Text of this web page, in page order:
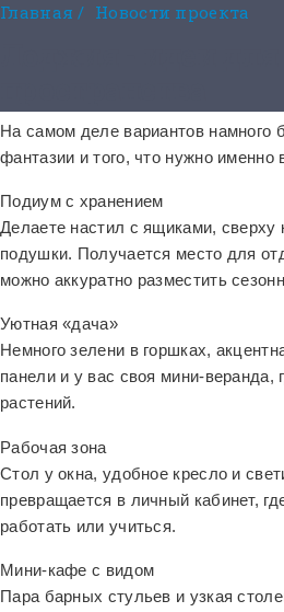
Главная/ Новости проекта
На самом деле вариантов намного
фантазии и того, что нужно именно
Подиум с хранением
Делаете настил с ящиками, сверху
подушки. Получается место для
можно аккуратно разместить
Уютная «дача»
Немного зелени в горшках,
панели и у вас своя мини-веранда,
растений.
Рабочая зона
Стол у окна, удобное кресло и
превращается в личный кабинет,
работать или учиться.
Мини-кафе с видом
Пара барных стульев и узкая